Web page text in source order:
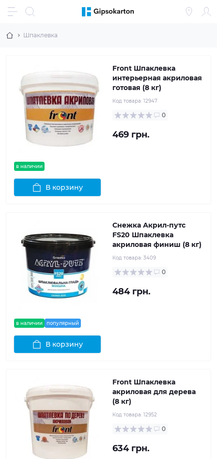
Шпаклевка
в наличии
Front Шпаклевка
интерьерная акриловая
готовая (8 кг)
Код товара: 12947
0
469 грн.
В корзину
в наличии популярный
Снежка Акрил-путс
FS20 Шпаклевка
акриловая финиш (8 кг)
Код товара: 3409
0
484 грн.
В корзину
Front Шпаклевка
акриловая для дерева
(8 кг)
Код товара: 12952
0
634 грн.